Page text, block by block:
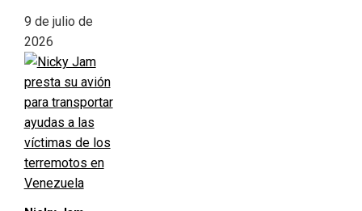
9 de julio de
2026